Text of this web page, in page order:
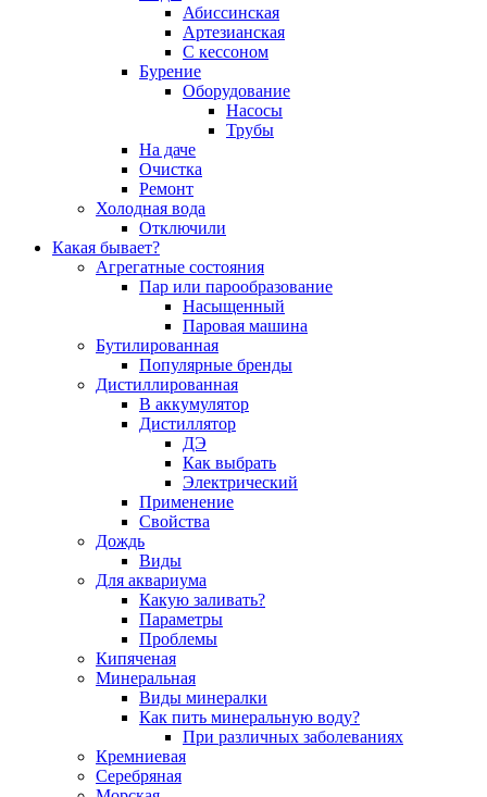
Абиссинская
Артезианская
С кессоном
Бурение
Оборудование
Насосы
Трубы
На даче
Очистка
Ремонт
Холодная вода
Отключили
Какая бывает?
Агрегатные состояния
Пар или парообразование
Насыщенный
Паровая машина
Бутилированная
Популярные бренды
Дистиллированная
В аккумулятор
Дистиллятор
ДЭ
Как выбрать
Электрический
Применение
Свойства
Дождь
Виды
Для аквариума
Какую заливать?
Параметры
Проблемы
Кипяченая
Минеральная
Виды минералки
Как пить минеральную воду?
При различных заболеваниях
Кремниевая
Серебряная